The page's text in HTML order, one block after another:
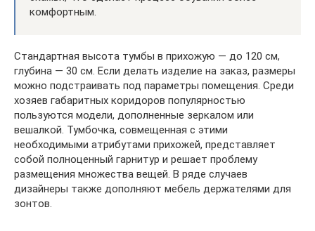
комфортным.
Стандартная высота тумбы в прихожую — до 120 см,
глубина — 30 см. Если делать изделие на заказ, размеры
можно подстраивать под параметры помещения. Среди
хозяев габаритных коридоров популярностью
пользуются модели, дополненные зеркалом или
вешалкой. Тумбочка, совмещенная с этими
необходимыми атрибутами прихожей, представляет
собой полноценный гарнитур и решает проблему
размещения множества вещей. В ряде случаев
дизайнеры также дополняют мебель держателями для
зонтов.